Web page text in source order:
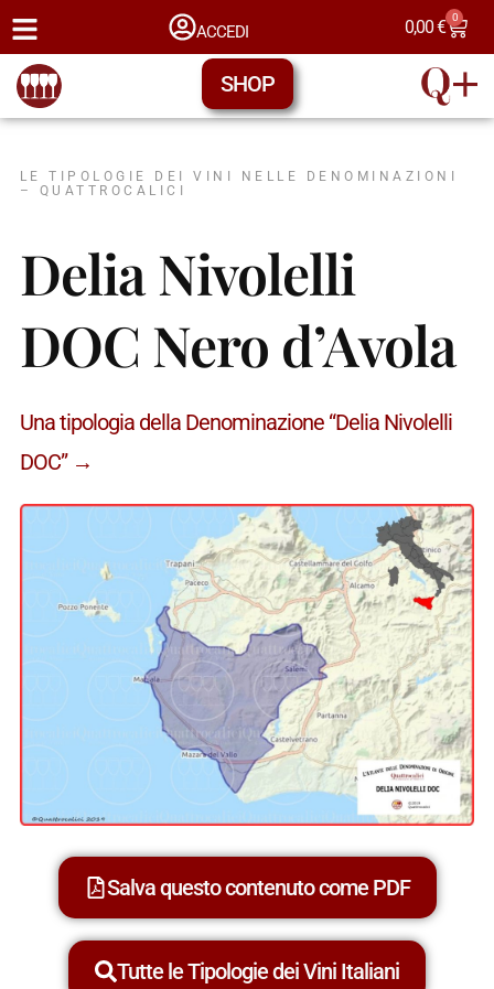
ACCEDI 0,00€ 0
SHOP
LE TIPOLOGIE DEI VINI NELLE DENOMINAZIONI
– QUATTROCALICI
Delia Nivolelli
DOC Nero d’Avola
Una tipologia della Denominazione “Delia Nivolelli
DOC” →
Salva questo contenuto come PDF
Tutte le Tipologie dei Vini Italiani